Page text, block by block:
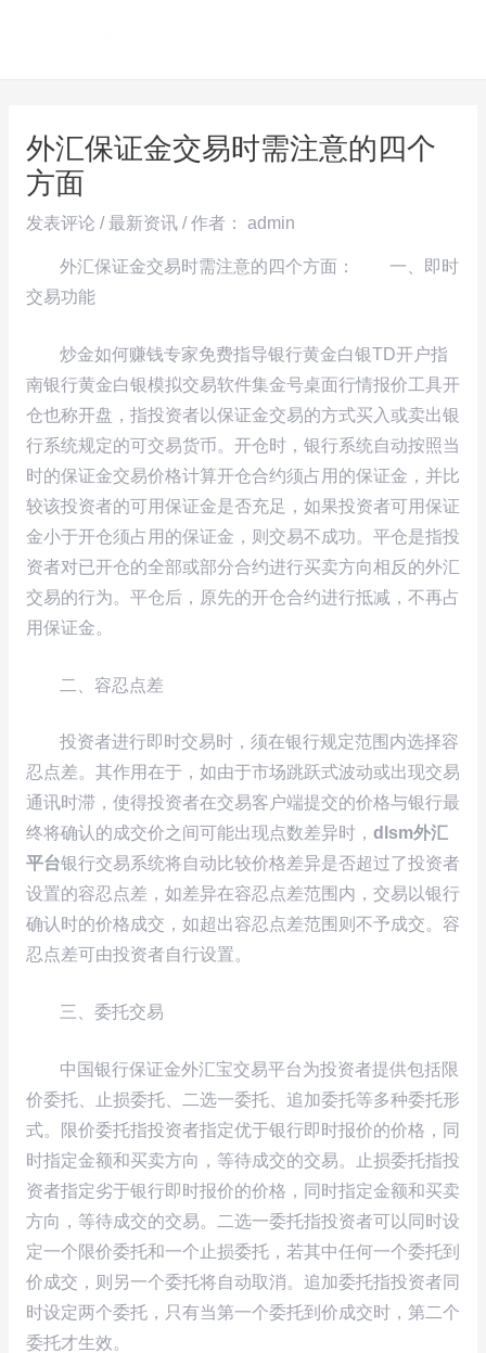
外汇保证金交易时需注意的四个
方面
发表评论 /最新资讯/ 作者： admin
外汇保证金交易时需注意的四个方面： 一、即时
交易功能
炒金如何赚钱专家免费指导银行黄金白银TD开户指
南银行黄金白银模拟交易软件集金号桌面行情报价工具开
仓也称开盘，指投资者以保证金交易的方式买入或卖出银
行系统规定的可交易货币。开仓时，银行系统自动按照当
时的保证金交易价格计算开仓合约须占用的保证金，并比
较该投资者的可用保证金是否充足，如果投资者可用保证
金小于开仓须占用的保证金，则交易不成功。平仓是指投
资者对已开仓的全部或部分合约进行买卖方向相反的外汇
交易的行为。平仓后，原先的开仓合约进行抵减，不再占
用保证金。
二、容忍点差
投资者进行即时交易时，须在银行规定范围内选择容
忍点差。其作用在于，如由于市场跳跃式波动或出现交易
通讯时滞，使得投资者在交易客户端提交的价格与银行最
终将确认的成交价之间可能出现点数差异时， dlsm外汇
平台银行交易系统将自动比较价格差异是否超过了投资者
设置的容忍点差，如差异在容忍点差范围内，交易以银行
确认时的价格成交，如超出容忍点差范围则不予成交。容
忍点差可由投资者自行设置。
三、委托交易
中国银行保证金外汇宝交易平台为投资者提供包括限
价委托、止损委托、二选一委托、追加委托等多种委托形
式。限价委托指投资者指定优于银行即时报价的价格，同
时指定金额和买卖方向，等待成交的交易。止损委托指投
资者指定劣于银行即时报价的价格，同时指定金额和买卖
方向，等待成交的交易。二选一委托指投资者可以同时设
定一个限价委托和一个止损委托，若其中任何一个委托到
价成交，则另一个委托将自动取消。追加委托指投资者同
时设定两个委托，只有当第一个委托到价成交时，第二个
委托才生效。